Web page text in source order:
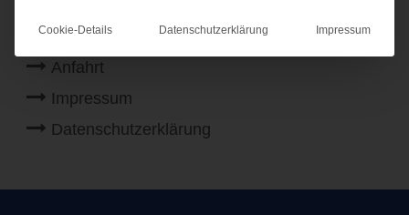
Kontakt
Anfahrt
Impressum
Datenschutzerklärung
Cookie-Details Datenschutzerklärung Impressum